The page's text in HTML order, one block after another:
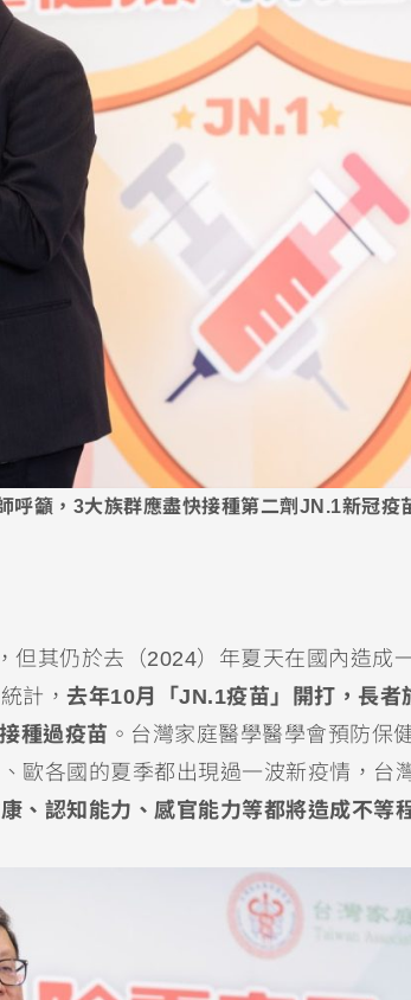
籲，3大族群應盡快接種第二劑JN.1新冠疫
但其仍於去（2024）年夏天在國內造成
計， 去年10月「JN.1疫苗」開打，長者
種過疫苗 。台灣家庭醫學醫學會預防保
歐各國的夏季都出現過一波新疫情，台
、認知能力、感官能力等都將造成不等